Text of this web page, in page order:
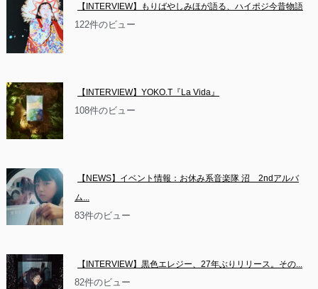
【INTERVIEW】もりばやしみほが語る、ハイポジ今昔物語
122件のビュー
【INTERVIEW】YOKO.T『La Vida』
108件のビュー
【NEWS】イベント情報：お休み系音楽隊 沼　2ndアルバ
ム...
83件のビュー
【INTERVIEW】黒色エレジー、27年ぶりリリース。その...
82件のビュー